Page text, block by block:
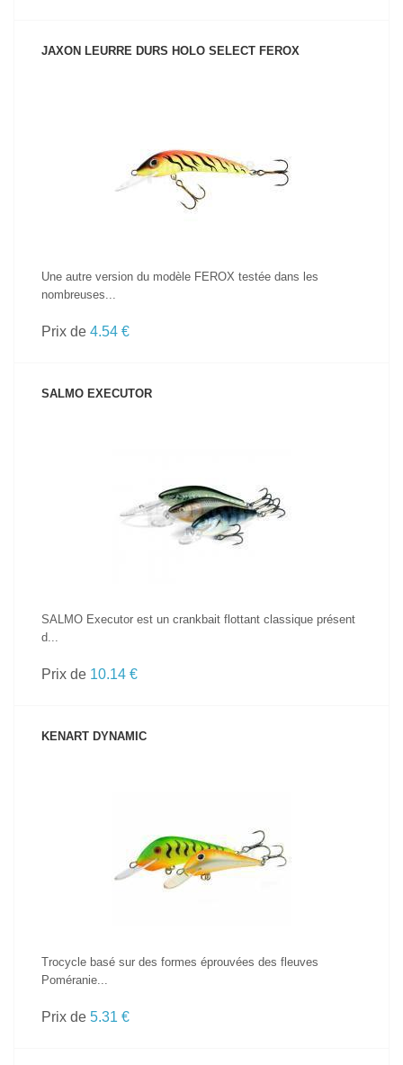
JAXON LEURRE DURS HOLO SELECT FEROX
Une autre version du modèle FEROX testée dans les
nombreuses...
Prix de 4.54 €
SALMO EXECUTOR
VOIR LE PRODUIT
SALMO Executor est un crankbait flottant classique présent
d...
Prix de 10.14 €
KENART DYNAMIC
Trocycle basé sur des formes éprouvées des fleuves
Poméranie...
Prix de 5.31 €